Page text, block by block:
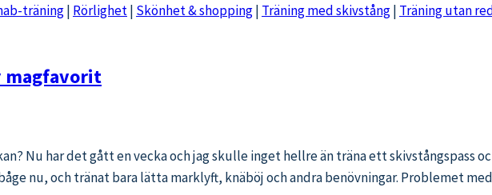
träning| Rörlighet| Skönhet & shopping| Träning med skivstång| Träning utan
magfavorit
Nu har det gått en vecka och jag skulle inget hellre än träna ett skivstångspass
nu, och tränat bara lätta marklyft, knäböj och andra benövningar. Problemet